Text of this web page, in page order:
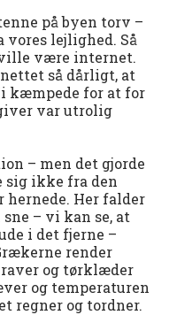
på byen torv –
vores lejlighed. Så
være internet.
så dårligt, at
kæmpede for at for
var utrolig
– men det gjorde
sig ikke fra den
hernede. Her falder
– vi kan se, at
i det fjerne –
render
og tørklæder
og temperaturen
regner og tordner.